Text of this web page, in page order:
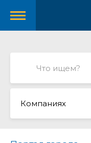
Компаниях